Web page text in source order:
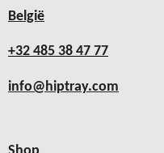
België
+32 485 38 47 77
info@hiptray.com